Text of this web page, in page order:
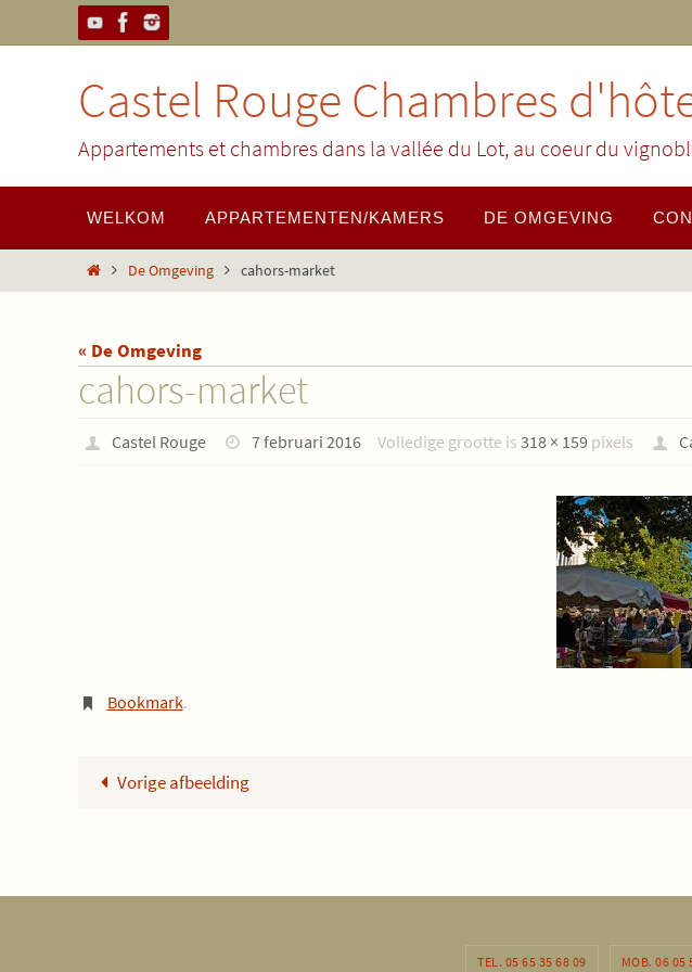
naar
Castel Rouge Chambres
Appartements et chambres dans la vallée du Lot, au coeur du
de
WELKOM APPARTEMENTEN/KAMERS DE OMGEVING
HomeDe Omgeving cahors-market
« De Omgeving
cahors-market
Castel Rouge 7 februari 2016 Volledige grootte is318 × 159 pixels
Bookmark.
Vorige afbeelding
TEL. 05 65 35 68 09 MOB. 06 05